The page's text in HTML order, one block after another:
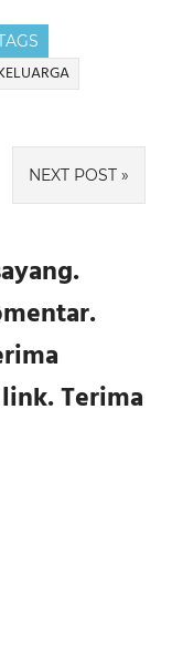
NEXT POST
Terima